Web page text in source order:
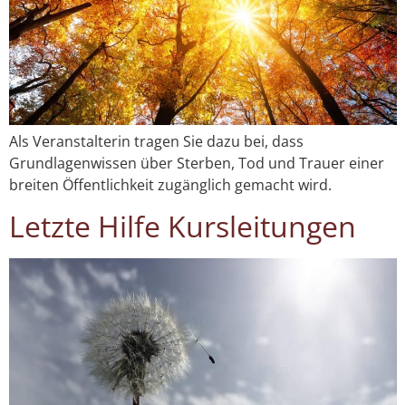
Als Veranstalterin tragen Sie dazu bei, dass
Grundlagenwissen über Sterben, Tod und Trauer einer
breiten Öffentlichkeit zugänglich gemacht wird.
Letzte Hilfe Kursleitungen